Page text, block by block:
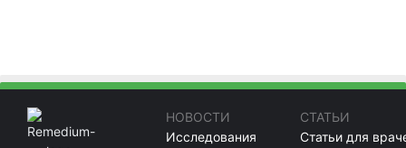
НОВОСТИ
Исследования
СТАТЬИ
Статьи для